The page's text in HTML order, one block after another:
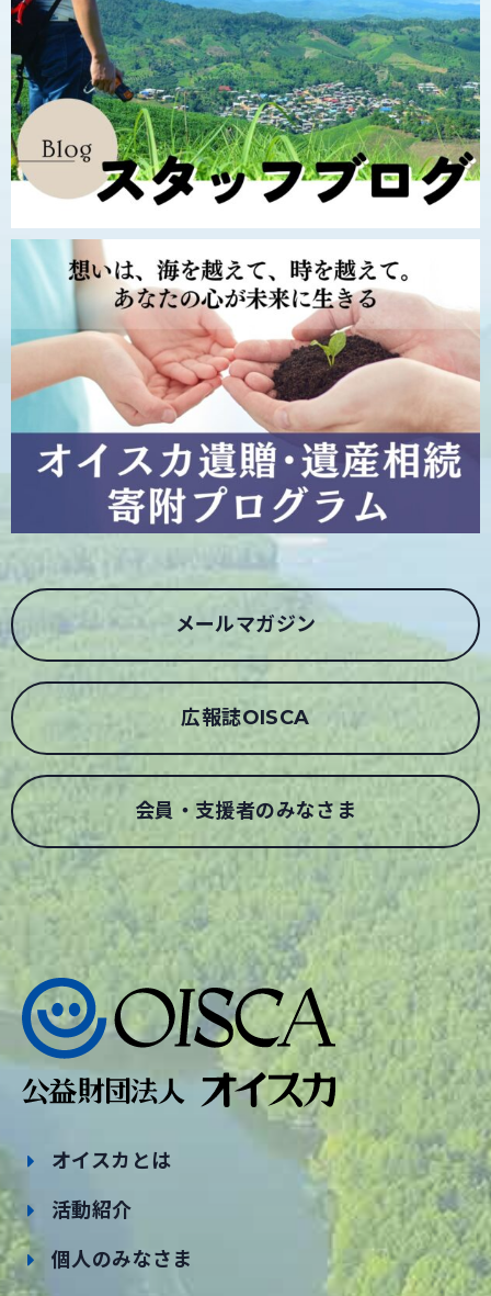
メールマガジン
広報誌OISCA
会員・支援者のみなさま
オイスカとは
活動紹介
個人のみなさま